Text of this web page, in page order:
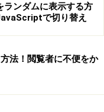
ランダムに表示する方
で切り替え
法！閲覧者に不便をか